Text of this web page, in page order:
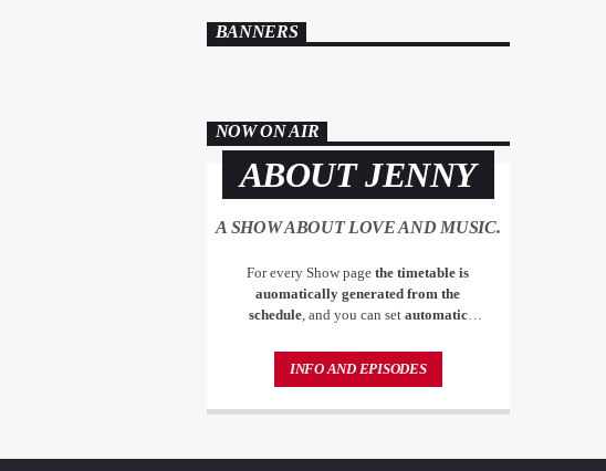
BANNERS
NOW ON AIR
ABOUT JENNY
A SHOW ABOUT LOVE AND MUSIC.
For every Show page the timetable is
auomatically generated from the
schedule, and you can set automatic
by simply choosing a category. Curabitur
id lacus felis. Sed justo mauris, auctor eget
eu congue nulla, et tincidunt justo.
Suspendisse varius laoreet sodales.
INFO AND EPISODES